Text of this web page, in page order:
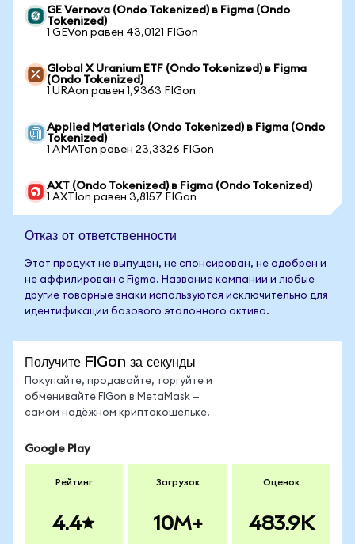
GE Vernova (Ondo Tokenized) в Figma (Ondo
Tokenized)
1 GEVon равен 43,0121 FIGon
Global X Uranium ETF (Ondo Tokenized) в Figma
(Ondo Tokenized)
1 URAon равен 1,9363 FIGon
Applied Materials (Ondo Tokenized) в Figma (Ondo
Tokenized)
1 AMATon равен 23,3326 FIGon
AXT (Ondo Tokenized) в Figma (Ondo Tokenized)
1 AXTIon равен 3,8157 FIGon
Отказ от ответственности
Этот продукт не выпущен, не спонсирован, не одобрен и
не аффилирован с Figma. Название компании и любые
другие товарные знаки используются исключительно для
идентификации базового эталонного актива.
Получите FIGon за секунды
Покупайте, продавайте, торгуйте и
обменивайте FIGon в MetaMask —
самом надёжном криптокошельке.
Google Play
Рейтинг
4.4
Загрузок
10M+
Оценок
483.9K